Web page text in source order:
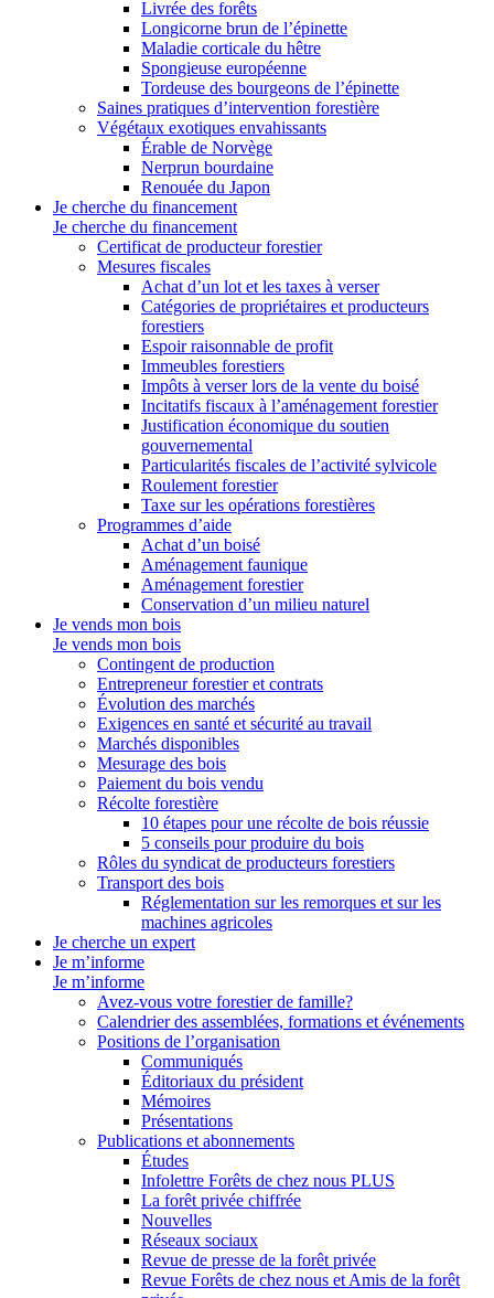
Livrée des forêts
Longicorne brun de l’épinette
Maladie corticale du hêtre
Spongieuse européenne
Tordeuse des bourgeons de l’épinette
Saines pratiques d’intervention forestière
Végétaux exotiques envahissants
Érable de Norvège
Nerprun bourdaine
Renouée du Japon
Je cherche du financement
Je cherche du financement
Certificat de producteur forestier
Mesures fiscales
Achat d’un lot et les taxes à verser
Catégories de propriétaires et producteurs
forestiers
Espoir raisonnable de profit
Immeubles forestiers
Impôts à verser lors de la vente du boisé
Incitatifs fiscaux à l’aménagement forestier
Justification économique du soutien
gouvernemental
Particularités fiscales de l’activité sylvicole
Roulement forestier
Taxe sur les opérations forestières
Programmes d’aide
Achat d’un boisé
Aménagement faunique
Aménagement forestier
Conservation d’un milieu naturel
Je vends mon bois
Je vends mon bois
Contingent de production
Entrepreneur forestier et contrats
Évolution des marchés
Exigences en santé et sécurité au travail
Marchés disponibles
Mesurage des bois
Paiement du bois vendu
Récolte forestière
10 étapes pour une récolte de bois réussie
5 conseils pour produire du bois
Rôles du syndicat de producteurs forestiers
Transport des bois
Réglementation sur les remorques et sur les
machines agricoles
Je cherche un expert
Je m’informe
Je m’informe
Avez-vous votre forestier de famille?
Calendrier des assemblées, formations et événements
Positions de l’organisation
Communiqués
Éditoriaux du président
Mémoires
Présentations
Publications et abonnements
Études
Infolettre Forêts de chez nous PLUS
La forêt privée chiffrée
Nouvelles
Réseaux sociaux
Revue de presse de la forêt privée
Revue Forêts de chez nous et Amis de la forêt